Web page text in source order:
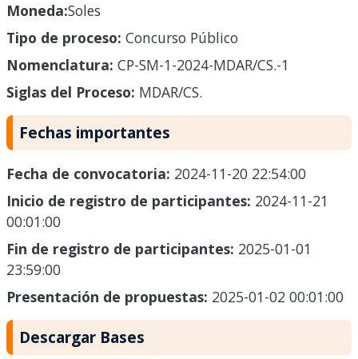
Moneda:Soles
Tipo de proceso: Concurso Público
Nomenclatura: CP-SM-1-2024-MDAR/CS.-1
Siglas del Proceso: MDAR/CS.
Fechas importantes
Fecha de convocatoria: 2024-11-20 22:54:00
Inicio de registro de participantes: 2024-11-21
00:01:00
Fin de registro de participantes: 2025-01-01
23:59:00
Presentación de propuestas: 2025-01-02 00:01:00
Descargar Bases